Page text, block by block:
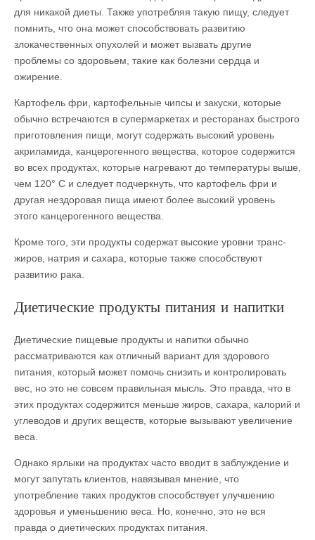
для никакой диеты. Также употребляя такую пищу, следует
помнить, что она может способствовать развитию
злокачественных опухолей и может вызвать другие
проблемы со здоровьем, такие как болезни сердца и
ожирение.
Картофель фри, картофельные чипсы и закуски, которые
обычно встречаются в супермаркетах и ресторанах быстрого
приготовления пищи, могут содержать высокий уровень
акриламида, канцерогенного вещества, которое содержится
во всех продуктах, которые нагревают до температуры выше,
чем 120° C и следует подчеркнуть, что картофель фри и
другая нездоровая пища имеют более высокий уровень
этого канцерогенного вещества.
Кроме того, эти продукты содержат высокие уровни транс-
жиров, натрия и сахара, которые также способствуют
развитию рака.
Диетические продукты питания и напитки
Диетические пищевые продукты и напитки обычно
рассматриваются как отличный вариант для здорового
питания, который может помочь снизить и контролировать
вес, но это не совсем правильная мысль. Это правда, что в
этих продуктах содержится меньше жиров, сахара, калорий и
углеводов и других веществ, которые вызывают увеличение
веса.
Однако ярлыки на продуктах часто вводит в заблуждение и
могут запутать клиентов, навязывая мнение, что
употребление таких продуктов способствует улучшению
здоровья и уменьшению веса. Но, конечно, это не вся
правда о диетических продуктах питания.